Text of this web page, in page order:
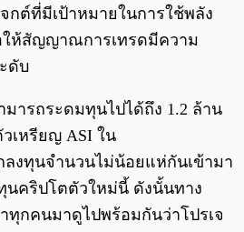
จกต์ที่มีเป้าหมายในการใช้พลัง
ให้สัญญาณการเทรดมีความ
ดับ
มารถระดมทุนไปได้ถึง 1.2 ล้าน
เหรียญ ASI ใน
ลงทุนจำนวนไม่น้อยแห่กันเข้ามา
นคริปโตตัวใหม่นี้ ดังนั้นทาง
ทุกคนมาดูไปพร้อมกันว่าโปรเจ